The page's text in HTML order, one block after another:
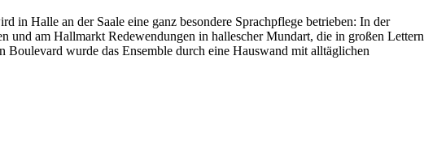
in Halle an der Saale eine ganz besondere Sprachpflege betrieben: In der
und am Hallmarkt Redewendungen in hallescher Mundart, die in großen Lettern
Boulevard wurde das Ensemble durch eine Hauswand mit alltäglichen